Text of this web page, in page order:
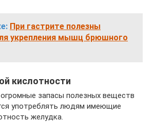
При гастрите полезны
укрепления мышц брюшного
кислотности
запасы полезных веществ
употреблять людям имеющие
желудка.